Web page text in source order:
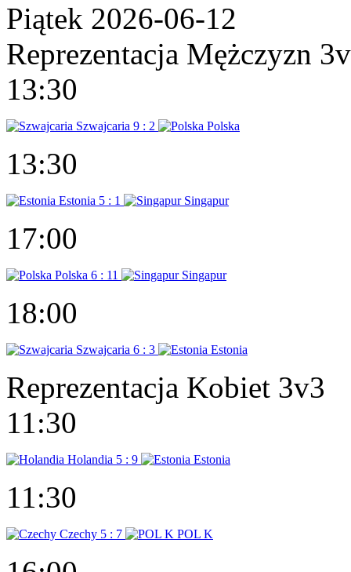
Piątek 2026-06-12
Reprezentacja Mężczyzn
13:30
Szwajcaria 9 : 2 Polska
13:30
Estonia 5 : 1 Singapur
17:00
Polska 6 : 11 Singapur
18:00
Szwajcaria 6 : 3 Estonia
Reprezentacja Kobiet 3v3
11:30
Holandia 5 : 9 Estonia
11:30
Czechy 5 : 7 POL K